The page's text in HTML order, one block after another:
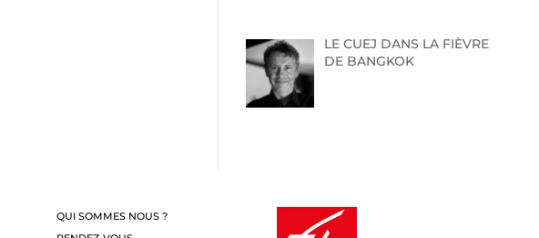
LE CUEJ DANS LA FIÈVRE
DE BANGKOK
QUI SOMMES NOUS ?